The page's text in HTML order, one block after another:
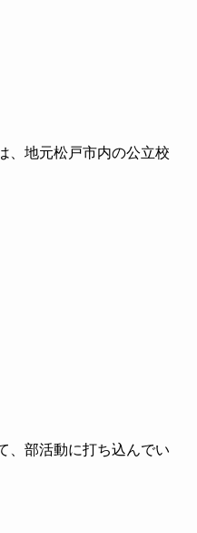
、地元松戸市内の公立校
、部活動に打ち込んでい